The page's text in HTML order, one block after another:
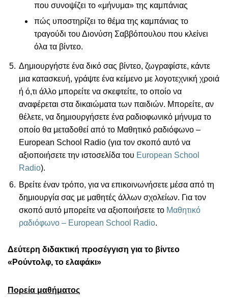
που συνοψίζει το «μήνυμα» της καμπάνιας
πώς υποστηρίζει το θέμα της καμπάνιας το
τραγούδι του Διονύση Σαββόπουλου που κλείνει
όλα τα βίντεο.
Δημιουργήστε ένα δικό σας βίντεο, ζωγραφίστε, κάντε
μια κατασκευή, γράψτε ένα κείμενο με λογοτεχνική χροιά
ή ό,τι άλλο μπορείτε να σκεφτείτε, το οποίο να
αναφέρεται στα δικαιώματα των παιδιών. Μπορείτε, αν
θέλετε, να δημιουργήσετε ένα ραδιοφωνικό μήνυμα το
οποίο θα μεταδοθεί από το Μαθητικό ραδιόφωνο –
European School Radio (για τον σκοπό αυτό να
αξιοποιήσετε την ιστοσελίδα του European School
Radio).
Βρείτε έναν τρόπο, για να επικοινωνήσετε μέσα από τη
δημιουργία σας με μαθητές άλλων σχολείων. Για τον
σκοπό αυτό μπορείτε να αξιοποιήσετε το Μαθητικό
ραδιόφωνο – European School Radio.
Δεύτερη διδακτική προσέγγιση για το βίντεο
«Ρούντολφ, το ελαφάκι»
Πορεία μαθήματος